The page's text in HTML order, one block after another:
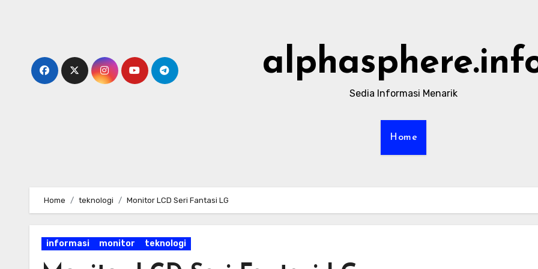
Sedia Informasi Menarik
Home
Home teknologi Monitor LCD Seri Fantasi LG
informasi monitor teknologi